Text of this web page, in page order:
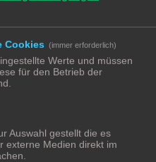
Profil hinterlegt ist. Diese hast du
Cookies (immer erforderlich)
Werte und müssen
für den Betrieb der
Auswahl gestellt die es
externe Medien direkt im